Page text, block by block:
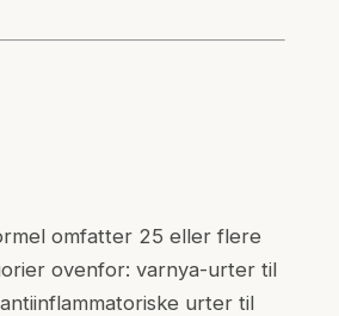
omfatter 25 eller flere
ovenfor: varnya-urter til
urter til